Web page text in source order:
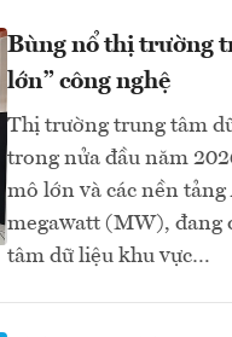
Bùng nổ thị trường
lớn” công nghệ
Thị trường trung tâm
trong nửa đầu năm
mô lớn và các nền
megawatt (MW), đang
tâm dữ liệu khu vực…